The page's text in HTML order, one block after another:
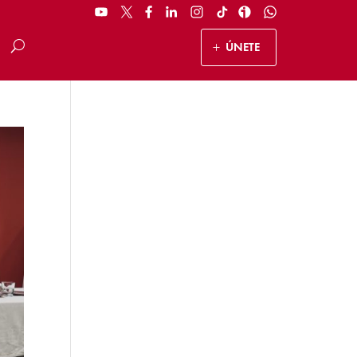
ÚNETE